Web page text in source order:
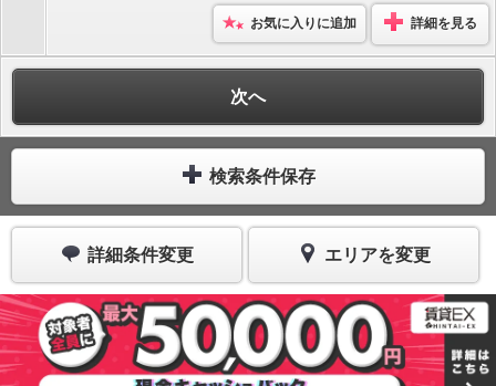
お気に入りに追加 詳細を見る
次へ
検索条件保存
詳細条件変更 エリアを変更